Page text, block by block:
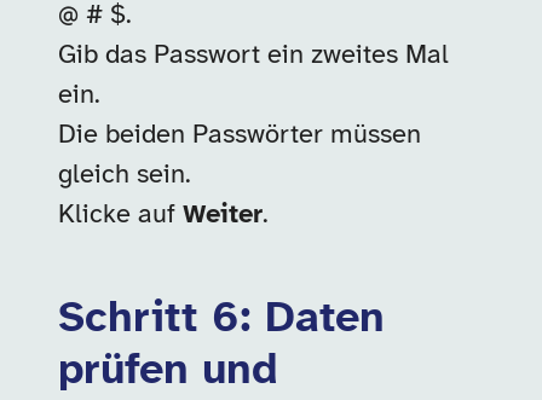
@ # $.
Gib das Passwort ein zweites Mal
ein.
Die beiden Passwörter müssen
gleich sein.
Klicke auf Weiter.
Schritt 6: Daten
prüfen und